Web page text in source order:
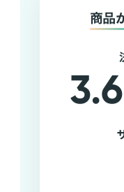
商品
3.6